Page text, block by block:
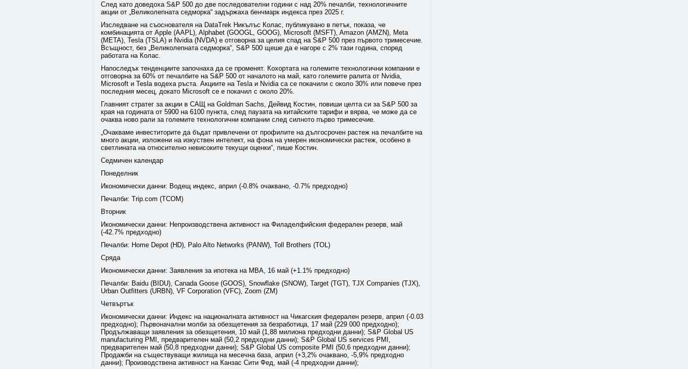
След като доведоха S&P 500 до две последователни години с над 20% печалби, технологичните
акции от „Великолепната седморка“ задържаха бенчмарк индекса през 2025 г.
Изследване на съоснователя на DataTrek Никълъс Колас, публикувано в петък, показа, че
комбинацията от Apple (AAPL), Alphabet (GOOGL, GOOG), Microsoft (MSFT), Amazon (AMZN), Meta
(META), Tesla (TSLA) и Nvidia (NVDA) е отговорна за целия спад на S&P 500 през първото тримесечие.
Всъщност, без „Великолепната седморка“, S&P 500 щеше да е нагоре с 2% тази година, според
работата на Колас.
Напоследък тенденциите започнаха да се променят. Кохортата на големите технологични компании е
отговорна за 60% от печалбите на S&P 500 от началото на май, като големите ралита от Nvidia,
Microsoft и Tesla водеха ръста. Акциите на Tesla и Nvidia са се покачили с около 30% или повече през
последния месец, докато Microsoft се е покачил с около 20%.
Главният стратег за акции в САЩ на Goldman Sachs, Дейвид Костин, повиши целта си за S&P 500 за
края на годината от 5900 на 6100 пункта, след паузата на китайските тарифи и вярва, че може да се
очаква ново рали за големите технологични компании след силното първо тримесечие.
„Очакваме инвеститорите да бъдат привлечени от профилите на дългосрочен растеж на печалбите на
много акции, изложени на изкуствен интелект, на фона на умерен икономически растеж, особено в
светлината на относително невисоките текущи оценки“, пише Костин.
Седмичен календар
Понеделник
Икономически данни: Водещ индекс, април (-0.8% очаквано, -0.7% предходно)
Печалби: Trip.com (TCOM)
Вторник
Икономически данни: Непроизводствена активност на Филаделфийския федерален резерв, май
(-42.7% предходно)
Печалби: Home Depot (HD), Palo Alto Networks (PANW), Toll Brothers (TOL)
Сряда
Икономически данни: Заявления за ипотека на MBA, 16 май (+1.1% предходно)
Печалби: Baidu (BIDU), Canada Goose (GOOS), Snowflake (SNOW), Target (TGT), TJX Companies (TJX),
Urban Outfitters (URBN), VF Corporation (VFC), Zoom (ZM)
Четвъртък
Икономически данни: Индекс на националната активност на Чикагския федерален резерв, април (-0.03
предходно); Първоначални молби за обезщетения за безработица, 17 май (229 000 предходно);
Продължаващи заявления за обезщетения, 10 май (1,88 милиона предходни данни); S&P Global US
manufacturing PMI, предварителен май (50,2 предходни данни); S&P Global US services PMI,
предварителен май (50,8 предходни данни); S&P Global US composite PMI (50,6 предходни данни);
Продажби на съществуващи жилища на месечна база, април (+3,2% очаквано, -5,9% предходно
данни); Производствена активност на Канзас Сити Фед, май (-4 предходни данни);